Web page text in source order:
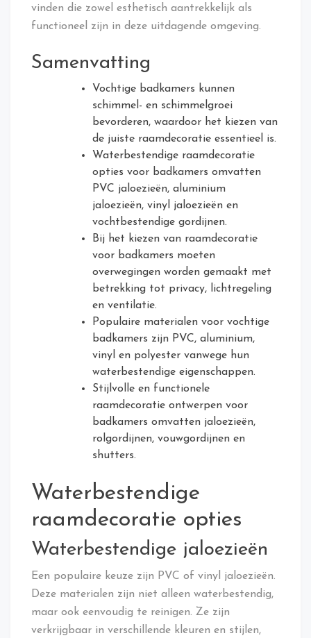
vinden die zowel esthetisch aantrekkelijk als
functioneel zijn in deze uitdagende omgeving.
Samenvatting
Vochtige badkamers kunnen
schimmel- en schimmelgroei
bevorderen, waardoor het kiezen van
de juiste raamdecoratie essentieel is.
Waterbestendige raamdecoratie
opties voor badkamers omvatten
PVC jaloezieën, aluminium
jaloezieën, vinyl jaloezieën en
vochtbestendige gordijnen.
Bij het kiezen van raamdecoratie
voor badkamers moeten
overwegingen worden gemaakt met
betrekking tot privacy, lichtregeling
en ventilatie.
Populaire materialen voor vochtige
badkamers zijn PVC, aluminium,
vinyl en polyester vanwege hun
waterbestendige eigenschappen.
Stijlvolle en functionele
raamdecoratie ontwerpen voor
badkamers omvatten jaloezieën,
rolgordijnen, vouwgordijnen en
shutters.
Waterbestendige
raamdecoratie opties
Waterbestendige jaloezieën
Een populaire keuze zijn PVC of vinyl jaloezieën.
Deze materialen zijn niet alleen waterbestendig,
maar ook eenvoudig te reinigen. Ze zijn
verkrijgbaar in verschillende kleuren en stijlen,